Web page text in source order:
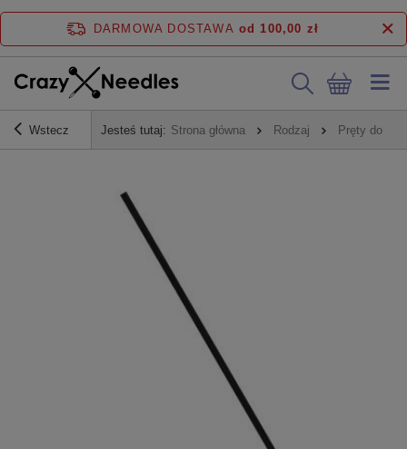
DARMOWA DOSTAWA od 100,00 zł
Wstecz Jesteś tutaj: Strona główna Rodzaj Pręty do